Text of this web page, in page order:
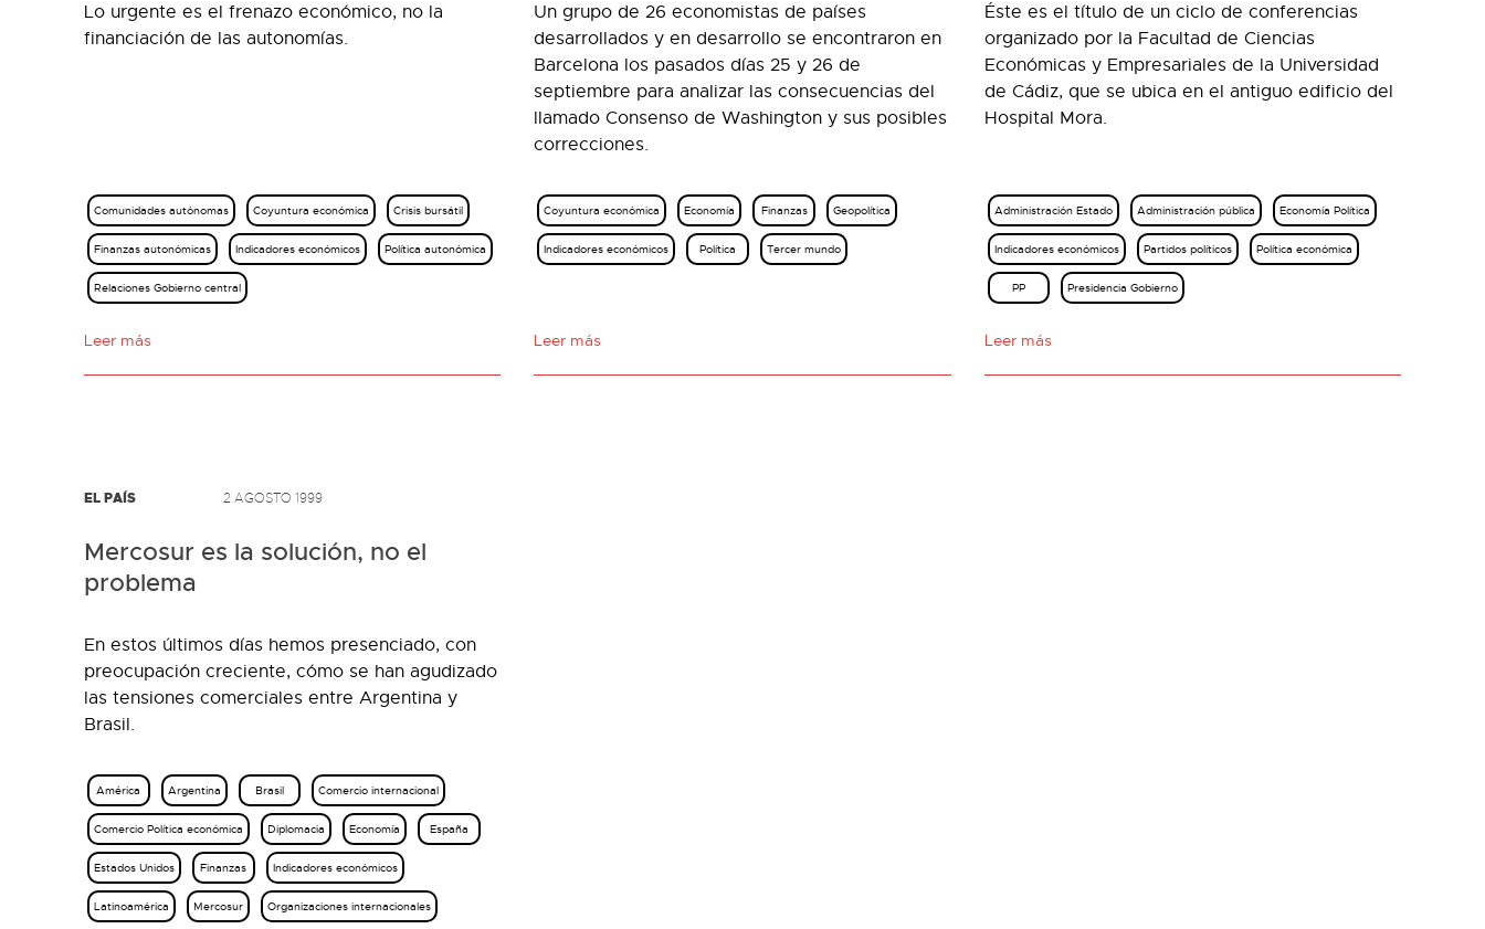
Lo urgente es el frenazo económico, no la
financiación de las autonomías.
Comunidades autónomas Coyuntura económica Crisis bursátil
Finanzas autonómicas Indicadores económicos Política autonómica
Relaciones Gobierno central
Leer más
Un grupo de 26 economistas de países
desarrollados y en desarrollo se encontraron en
Barcelona los pasados días 25 y 26 de
septiembre para analizar las consecuencias del
llamado Consenso de Washington y sus posibles
correcciones.
Coyuntura económica Economía Finanzas Geopolítica
Indicadores económicos Política Tercer mundo
Leer más
Éste es el título de un ciclo de conferencias
organizado por la Facultad de Ciencias
Económicas y Empresariales de la Universidad
de Cádiz, que se ubica en el antiguo edificio del
Hospital Mora.
Administración Estado Administración pública Economía Política
Indicadores económicos Partidos políticos Política económica
PP Presidencia Gobierno
Leer más
EL PAÍS 2 AGOSTO 1999
Mercosur es la solución, no el
problema
En estos últimos días hemos presenciado, con
preocupación creciente, cómo se han agudizado
las tensiones comerciales entre Argentina y
Brasil.
América Argentina Brasil Comercio internacional
Comercio Política económica Diplomacia Economía España
Estados Unidos Finanzas Indicadores económicos
Latinoamérica Mercosur Organizaciones internacionales